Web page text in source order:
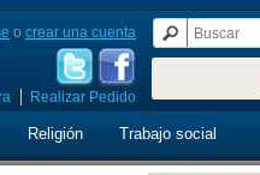
o crear una cuenta
Realizar Pedido
Religión Trabajo social